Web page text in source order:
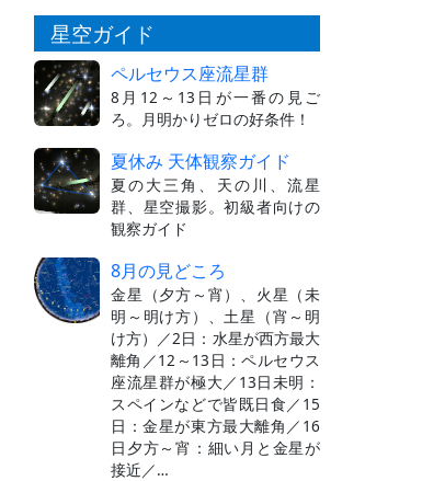
星空ガイド
ペルセウス座流星群
8月12～13日が一番の見ご
ろ。月明かりゼロの好条件！
夏休み 天体観察ガイド
夏の大三角、天の川、流星
群、星空撮影。初級者向けの
観察ガイド
8月の見どころ
金星（夕方～宵）、火星（未
明～明け方）、土星（宵～明
け方）／2日：水星が西方最大
離角／12～13日：ペルセウス
座流星群が極大／13日未明：
スペインなどで皆既日食／15
日：金星が東方最大離角／16
日夕方～宵：細い月と金星が
接近／…